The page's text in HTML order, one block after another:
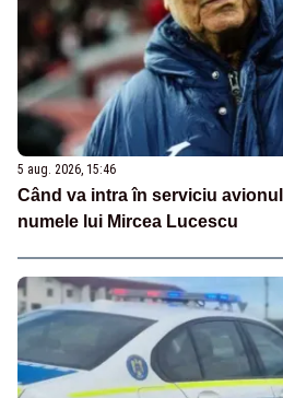
5 aug. 2026, 15:46
Când va intra în serviciu
numele lui Mircea Lucescu